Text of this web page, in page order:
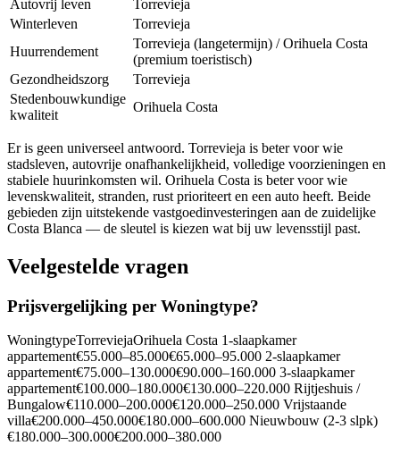
Autovrij leven
Torrevieja
Winterleven
Torrevieja
Huurrendement
Torrevieja (langetermijn) / Orihuela Costa
(premium toeristisch)
Gezondheidszorg
Torrevieja
Stedenbouwkundige
kwaliteit
Orihuela Costa
Er is geen universeel antwoord. Torrevieja is beter voor wie
stadsleven, autovrije onafhankelijkheid, volledige voorzieningen en
stabiele huurinkomsten wil. Orihuela Costa is beter voor wie
levenskwaliteit, stranden, rust prioriteert en een auto heeft. Beide
gebieden zijn uitstekende vastgoedinvesteringen aan de zuidelijke
Costa Blanca — de sleutel is kiezen wat bij uw levensstijl past.
Veelgestelde vragen
Prijsvergelijking per Woningtype?
WoningtypeTorreviejaOrihuela Costa 1-slaapkamer
appartement€55.000–85.000€65.000–95.000 2-slaapkamer
appartement€75.000–130.000€90.000–160.000 3-slaapkamer
appartement€100.000–180.000€130.000–220.000 Rijtjeshuis /
Bungalow€110.000–200.000€120.000–250.000 Vrijstaande
villa€200.000–450.000€180.000–600.000 Nieuwbouw (2-3 slpk)
€180.000–300.000€200.000–380.000